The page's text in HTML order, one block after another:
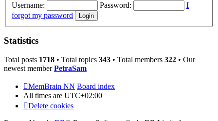
Username: Password:
I
forgot my password
Statistics
Total posts 1718 • Total topics 343 • Total members 322 • Our
newest memberPetraSam
MemBrain NN Board index
All times are UTC+02:00
Delete cookies